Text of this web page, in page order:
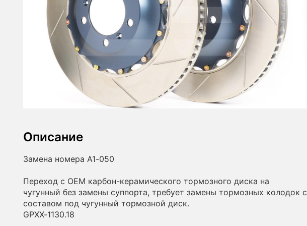
Описание
Замена номера A1-050
Переход с OEM карбон-керамического тормозного диска на
чугунный без замены суппорта, требует замены тормозных колодок с
составом под чугунный тормозной диск.
GPXX-1130.18